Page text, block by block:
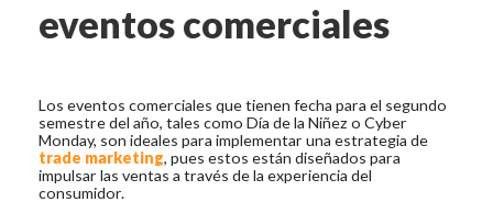
eventos comerciales
Los eventos comerciales que tienen fecha para el segundo
semestre del año, tales como Día de la Niñez o Cyber
Monday, son ideales para implementar una estrategia de
trade marketing, pues estos están diseñados para
impulsar las ventas a través de la experiencia del
consumidor.